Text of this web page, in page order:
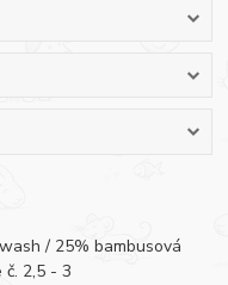
/ 25% bambusová
č. 2,5 - 3